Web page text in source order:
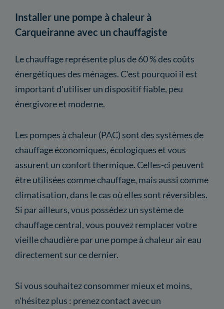
Installer une pompe à chaleur à
Carqueiranne avec un chauffagiste
Le chauffage représente plus de 60 % des coûts
énergétiques des ménages. C'est pourquoi il est
important d'utiliser un dispositif fiable, peu
énergivore et moderne.
Les pompes à chaleur (PAC) sont des systèmes de
chauffage économiques, écologiques et vous
assurent un confort thermique. Celles-ci peuvent
être utilisées comme chauffage, mais aussi comme
climatisation, dans le cas où elles sont réversibles.
Si par ailleurs, vous possédez un système de
chauffage central, vous pouvez remplacer votre
vieille chaudière par une pompe à chaleur air eau
directement sur ce dernier.
Si vous souhaitez consommer mieux et moins,
n'hésitez plus : prenez contact avec un